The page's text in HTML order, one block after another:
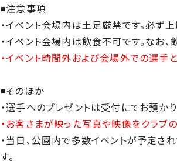
◾️注意事項
・イベント会場内は土足厳禁です。必ず
・イベント会場内は飲食不可です。なお
・イベント時間外および会場外での選手
◾️そのほか
・選手へのプレゼントは受付にてお預かり
・お客さまが映った写真や映像をクラブ
・当日、公園内で多数イベントが予定さ
す。